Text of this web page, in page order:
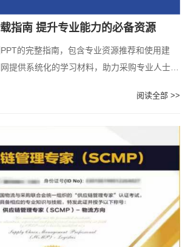
指南 提升专业能力的必备资源
的完整指南，包含专业资源推荐和使用建
提供系统化的学习材料，助力采购专业人士能
阅读全部 >>